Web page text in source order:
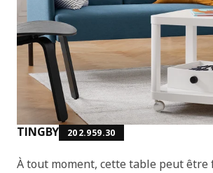
TINGBY 202.959.30
À tout moment, cette table peut être